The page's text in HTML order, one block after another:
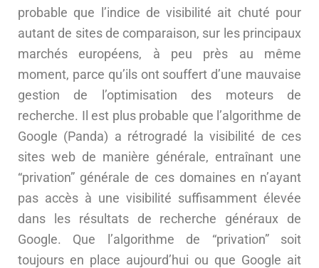
probable que l’indice de visibilité ait chuté pour
autant de sites de comparaison, sur les principaux
marchés européens, à peu près au même
moment, parce qu’ils ont souffert d’une mauvaise
gestion de l’optimisation des moteurs de
recherche. Il est plus probable que l’algorithme de
Google (Panda) a rétrogradé la visibilité de ces
sites web de manière générale, entraînant une
“privation” générale de ces domaines en n’ayant
pas accès à une visibilité suffisamment élevée
dans les résultats de recherche généraux de
Google. Que l’algorithme de “privation” soit
toujours en place aujourd’hui ou que Google ait